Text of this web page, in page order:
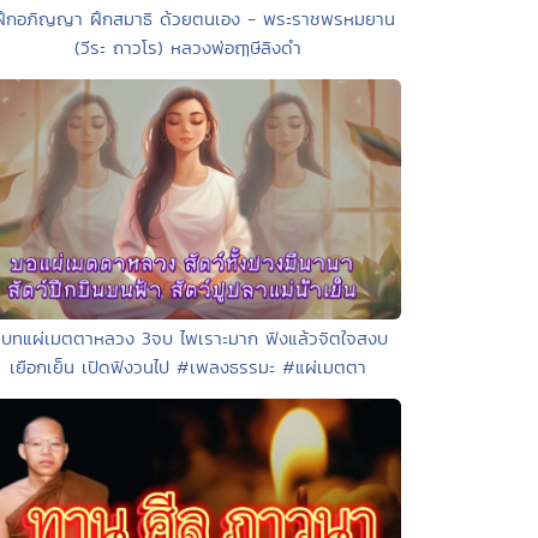
กอภิญญา ฝึกสมาธิ ด้วยตนเอง - พระราชพรหมยาน
(วีระ ถาวโร) หลวงพ่อฤๅษีลิงดำ
ทแผ่เมตตาหลวง 3จบ ไพเราะมาก ฟังแล้วจิตใจสงบ
เยือกเย็น เปิดฟังวนไป #เพลงธรรมะ #แผ่เมตตา